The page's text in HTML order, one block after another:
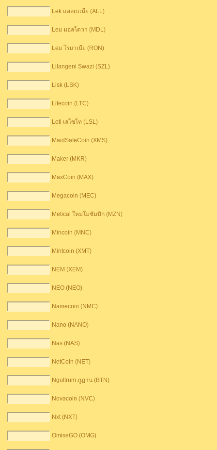
Lek แอลเบเนีย (ALL)
Leu มอลโดวา (MDL)
Leu โรมาเนีย (RON)
Lilangeni Swazi (SZL)
Lisk (LSK)
Litecoin (LTC)
Loti เลโซโท (LSL)
MaidSafeCoin (XMS)
Maker (MKR)
MaxCoin (MAX)
Megacoin (MEC)
Metical ใหม่โมซัมบิก (MZN)
Mincoin (MNC)
Mintcoin (XMT)
NEM (XEM)
NEO (NEO)
Namecoin (NMC)
Nano (NANO)
Nas (NAS)
NetCoin (NET)
Ngultrum ภูฏาน (BTN)
Novacoin (NVC)
Nxt (NXT)
OmiseGO (OMG)